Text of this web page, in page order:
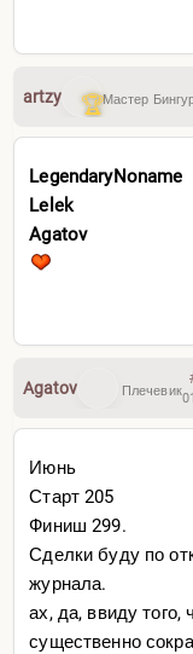
artzy Мастер
LegendaryNoname
Lelek
Agatov
Agatov Плечевик
Июнь
Старт 205
Финиш 299.
Сделки буду по
журнала.
ах, да, ввиду
существенно